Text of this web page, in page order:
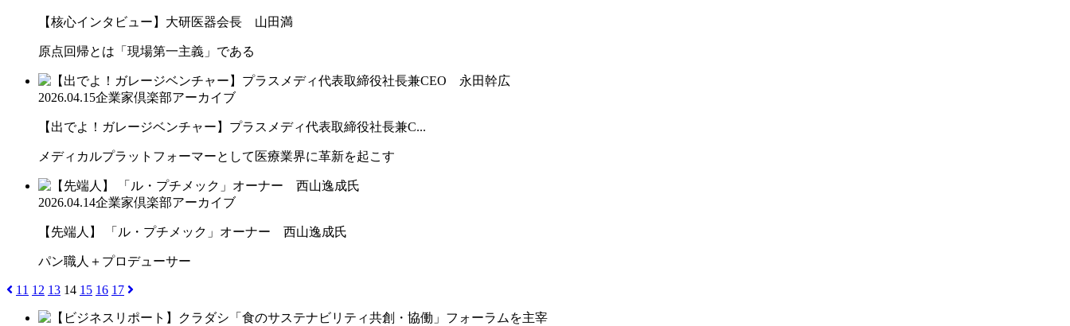
【核心インタビュー】大研医器会長 山田満
原点回帰とは「現場第一主義」である
2026.04.15企業家倶楽部アーカイブ
【出でよ！ガレージベンチャー】プラスメディ代表取締役社長兼C...
メディカルプラットフォーマーとして医療業界に革新を起こす
2026.04.14企業家倶楽部アーカイブ
【先端人】 「ル・プチメック」オーナー 西山逸成氏
パン職人＋プロデューサー
11 12 13 14 15 16 17